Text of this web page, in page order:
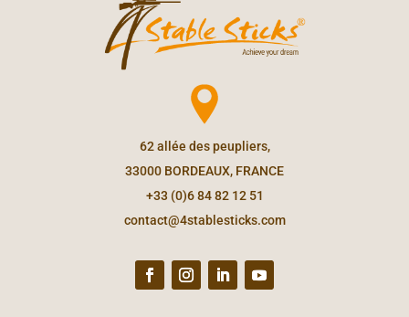
62 allée des peupliers,
33000 BORDEAUX, FRANCE
+33 (0)6 84 82 12 51
contact@4stablesticks.com